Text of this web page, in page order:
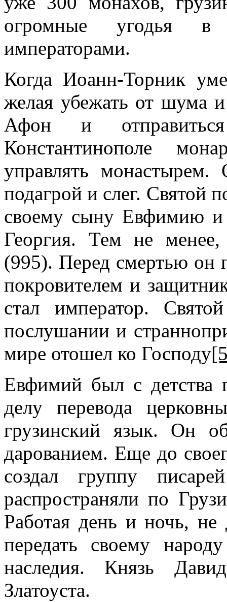
огромные угодья в
императорами.
Когда Иоанн-Торник
желая убежать от шума
Афон и
Константинополе
управлять монастырем.
подагрой и слег. Святой
своему сыну Евфимию
Георгия. Тем не
(995). Перед смертью он
покровителем и
стал император.
послушании и
мире отошел ко Господу
Евфимий был с детства
делу перевода
грузинский язык. Он
дарованием. Еще до
создал группу
распространяли по
Работая день и ночь, не
передать своему
наследия. Князь
Златоуста.